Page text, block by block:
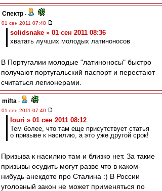
Спектр -
01 сен 2011 07:48
solidsnake » 01 сен 2011 08:36
хватать лучших молодых латиноносов
В Португалии молодые "латиноносы" быстро
получают португальский паспорт и перестают
считаться легионерами.
mifta -
01 сен 2011 07:40
Iouri » 01 сен 2011 08:12
Тем более, что там еще присутствует статья
о призыве к насилию, а это уже другой срок!
Призыва к насилию там и близко нет. За такие
призывы осудить могут разве что в каком-
нибудь анекдоте про Сталина :) В России
уголовный закон не может применяться по